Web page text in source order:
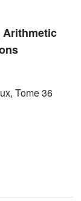
Arithmetic
Tome 36